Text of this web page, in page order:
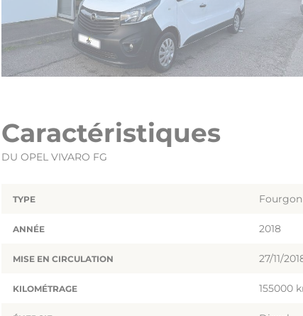
Caractéristiques
DU OPEL VIVARO FG
TYPE Fourgon
ANNÉE 2018
MISE EN CIRCULATION 27/11/
KILOMÉTRAGE 155000